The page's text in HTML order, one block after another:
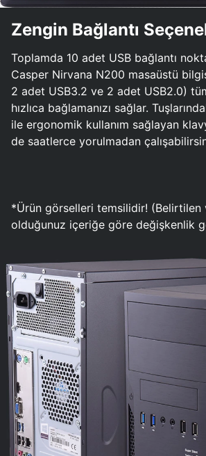
Zengin Bağlantı
Toplamda 10 adet USB bağlantı
Casper Nirvana N200 masaüstü
2 adet USB3.2 ve 2 adet USB2.0)
hızlıca bağlamanızı sağlar.
ile ergonomik kullanım sağlayan
de saatlerce yorulmadan
*Ürün görselleri temsilidir! (Belirtilen
olduğunuz içeriğe göre değişkenlik